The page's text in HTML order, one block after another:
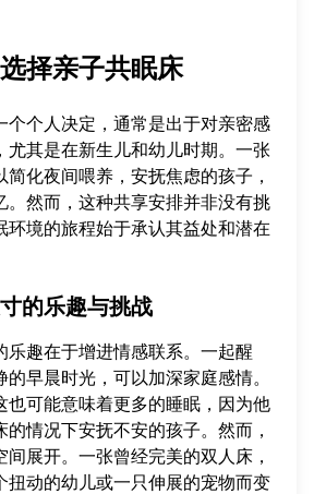
择亲子共眠床
个个人决定，通常是出于对亲密感
尤其是在新生儿和幼儿时期。一张
化夜间喂养，安抚焦虑的孩子，
。然而，这种共享安排并非没有挑
环境的旅程始于承认其益处和潜在
的乐趣与挑战
乐趣在于增进情感联系。一起醒
早晨时光，可以加深家庭感情。
也可能意味着更多的睡眠，因为他
情况下安抚不安的孩子。然而，
展开。一张曾经完美的双人床，
扭动的幼儿或一只伸展的宠物而变